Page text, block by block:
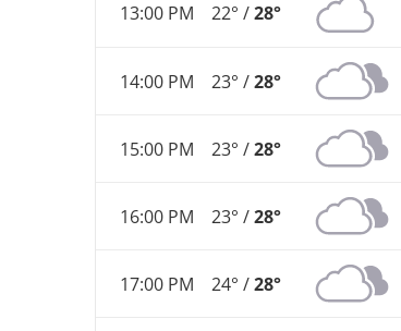
13:00 PM 22° /28°
14:00 PM 23° /28°
15:00 PM 23° /28°
16:00 PM 23° /28°
17:00 PM 24° /28°